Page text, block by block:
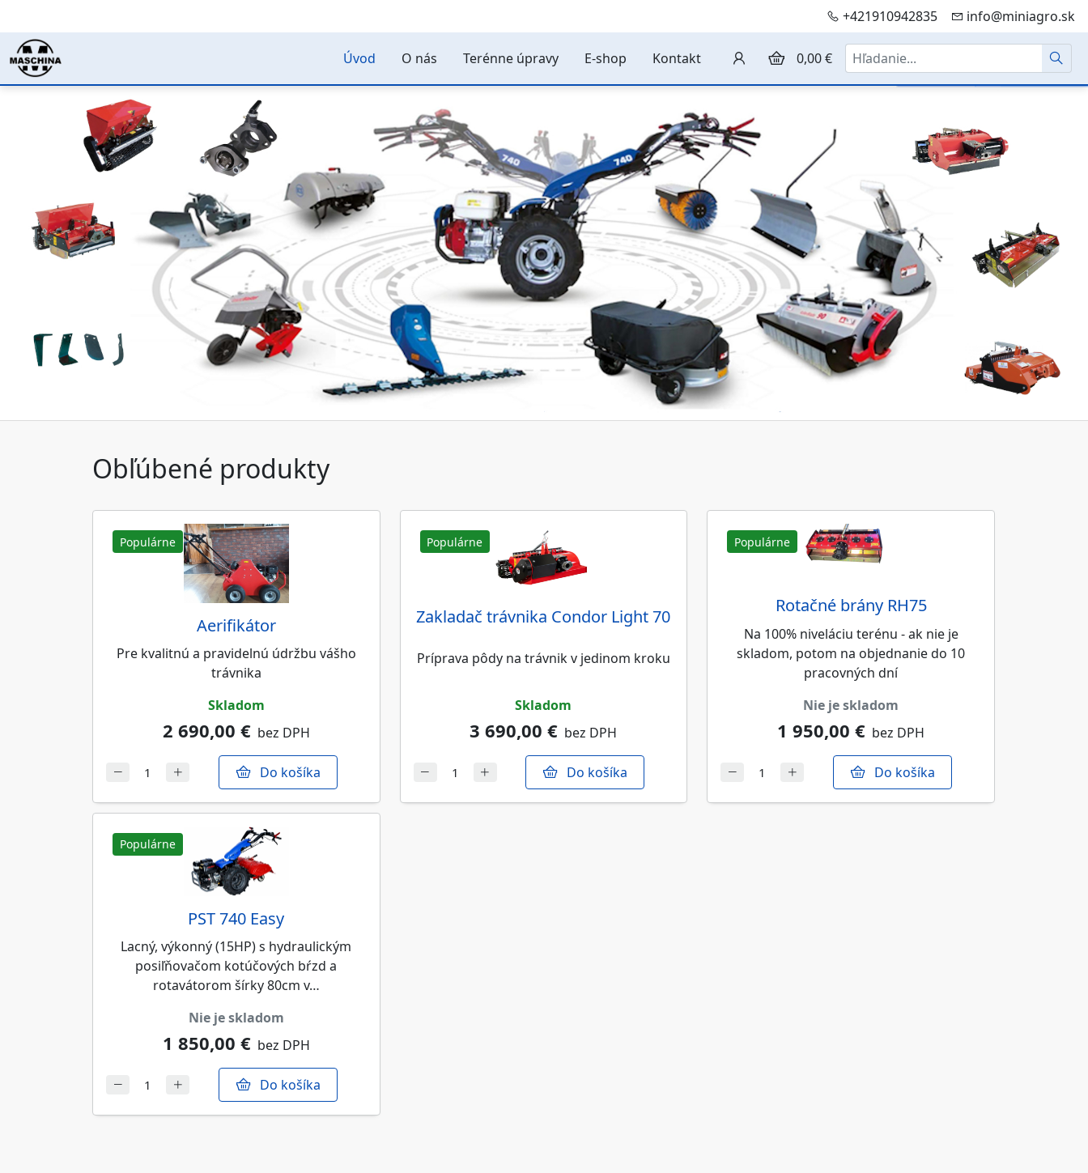
+421910942835 info@miniagro.sk
Úvod O nás Terénne úpravy E-shop Kontakt 0,00 € Hľadať
Další
Obľúbené produkty
Populárne
Aerifikátor
Pre kvalitnú a pravidelnú údržbu vášho
trávnika
skladom
2 690,00 € bez DPH
Do košíka
Populárne
Zakladač trávnika Condor Light 70
Príprava pôdy na trávnik v jedinom kroku
skladom
3 690,00 € bez DPH
Do košíka
Populárne
Rotačné brány RH75
Na 100% niveláciu terénu - ak nie je
skladom, potom na objednanie do 10
pracovných dní
nie je skladom
1 950,00 € bez DPH
Do košíka
Populárne
PST 740 Easy
Lacný, výkonný (15HP) s hydraulickým
posiľňovačom kotúčových bŕzd a
rotavátorom šírky 80cm v…
nie je skladom
1 850,00 € bez DPH
Do košíka